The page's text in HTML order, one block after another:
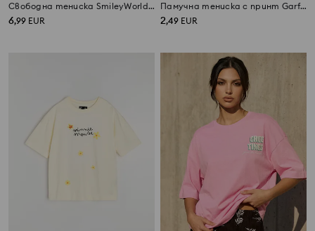
Свободна тениска SmileyWorld®
6,99 EUR
Памучна тениска с принт Garfield
2,49 EUR